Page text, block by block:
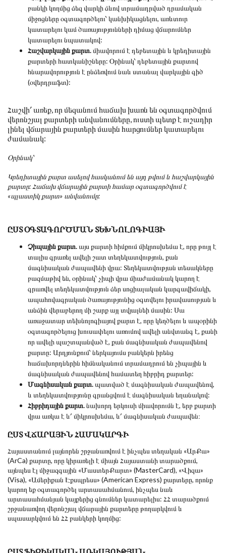
բանկի կողմից ձեզ վարկի ձևով տրամադրված դրամական
միջոցները օգտագործելու՝ կանխիկացնելու, առևտուր
կատարելու կամ ծառայությունների դիմաց վճարումներ
կատարելու նպատակով:
Հաշվարկային քարտ.միավորում է դեբետային և կրեդիտային
քարտերի հատկանիշները: Օրինակ՝ դեբետային քարտով
հնարավորություն է ընձեռվում նաև ստանալ վարկային գիծ
(օվերդրաֆտ):
Հաշվի՛ առեք, որ մեզանում հաճախ խառն են օգտագործվում
վերոնշյալ քարտերի անվանումները, ուստի պետք է ուշադիր
լինել վճարային քարտերի մասին հարցումներ կատարելու
ժամանակ:
Օրինակ՝
Կրեդիտային քարտ ասելով հասկանում են այդ թվում և հաշվարկային
քարտը: Հաճախ վճարային քարտի համար օգտագործվում է
«պլաստիկ քարտ» անվանումը:
ԸՍՏ ՕԳՏԱԳՈՐԾՄԱՆ ՏԵԽՆՈԼՈԳԻԱՅԻ
Չիպային քարտ.այս քարտի հիմքում միկրոսխեմա է, որը թույլ է
տալիս գրառել ավելի շատ տեղեկատվություն, քան
մագնիսական ժապավենի վրա: Տեղեկատվության տեսակները
բազմաթիվ են, օրինակ՝ չիպի վրա միաժամանակ կարող է
գրառվել տեղեկատվություն ձեր սոցիալական կարգավիճակի,
ապահովագրական ծառայությունից օգտվելու իրավասության և
անձին վերաբերող մի շարք այլ տվյալնեի մասին: Սա
առաջատար տեխնոլոգիայով քարտ է, որը կեղծելու և ապօրինի
օգտագործելուց խուսափելու առումով ավելի անվտանգ է, քանի
որ ավելի պաշտպանված է, քան մագնիսական ժապավենով
քարտը: Արդյունքում՝ ներկայումս բանկերն իրենց
հաճախորդներին հիմնականում տրամադրում են չիպային և
մագնիսական ժապավենով համատեղ հիբրիդ քարտեր:
Մագնիսական քարտ.պատված է մագնիսական ժապավենով,
և տեղեկատվությունը գրանցվում է մագնիսական եղանակով:
Հիբրիդային քարտ.նախորդ երկուսի միավորումն է, երբ քարտի
վրա առկա է և՛ միկրոսխեմա, և՛ մագնիսական ժապավեն։
ԸՍՏ ՎՃԱՐԱՅԻՆ ՀԱՄԱԿԱՐԳԻ
Հայաստանում լայնորեն շրջանառվում է ինչպես տեղական «ԱրՔա»
(ArCa) քարտը, որը կիրառելի է միայն Հայաստանի տարածքում,
այնպես էլ միջազգային «ՄաստերՔարտ» (MasterCard), «Վիզա»
(Visa), «Ամերիքան Էքսպրեսս» (American Express) քարտերը, որոնք
կարող եք օգտագործել արտասահմանում, ինչպես նաև
արտասահմանյան կայքերից գնումներ կատարելիս: ՀՀ տարածքում
շրջանառվող վերոնշյալ վճարային քարտերը թողարկվում և
սպասարկվում են ՀՀ բանկերի կողմից:
ԸՍՏ ՖԻԶԻԿԱԿԱՆ ԱՌԿԱՅՈՒԹՅԱՆ